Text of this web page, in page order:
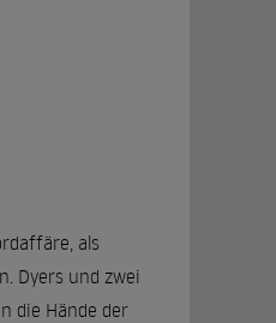
als
Dyers und zwei
die Hände der